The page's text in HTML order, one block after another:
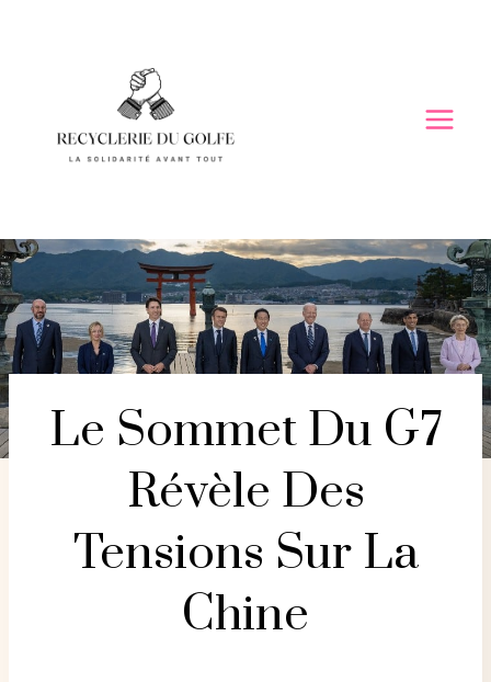
Le Sommet Du G7
Révèle Des
Tensions Sur La
Chine